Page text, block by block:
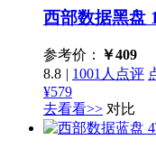
西部数据黑盘
参考价： ￥409
8.8 | 1001人点评
¥579
去看看>> 对比